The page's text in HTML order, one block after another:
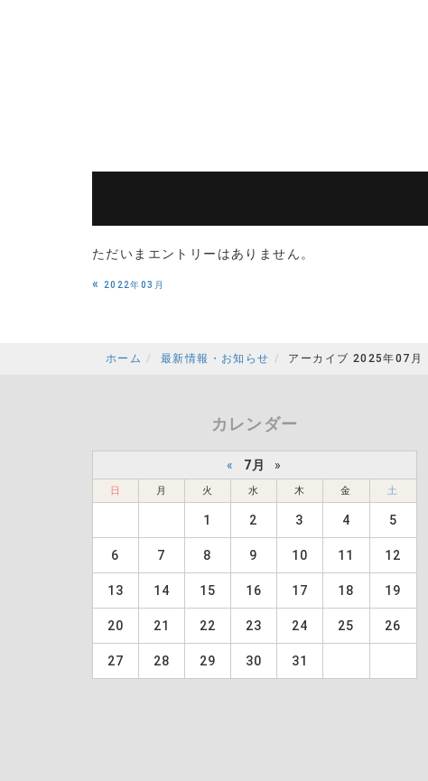
ただいまエントリーはありません。
« 2022年03月
ホーム 最新情報・お知らせ アーカイブ 2025年07月
カレンダー
« 7月 »
日 月 火 水 木 金 土
1 2 3 4 5
6 7 8 9 10 11 12
13 14 15 16 17 18 19
20 21 22 23 24 25 26
27 28 29 30 31